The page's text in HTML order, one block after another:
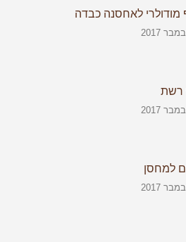
מודולרי לאחסנה כבדה
רשת
למחסן